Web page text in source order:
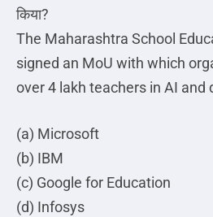
किया?
The Maharashtra School
signed an MoU with which
over 4 lakh teachers in AI and
(a) Microsoft
(b) IBM
(c) Google for Education
(d) Infosys